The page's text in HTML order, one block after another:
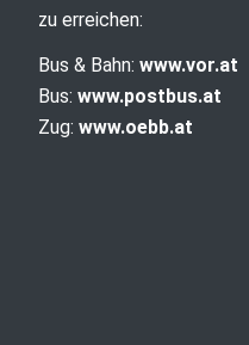
zu erreichen:
Bus & Bahn: www.vor.at
Bus: www.postbus.at
Zug: www.oebb.at